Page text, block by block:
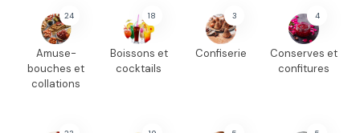
24
Amuse-
bouches et
collations
18
Boissons et
cocktails
3
Confiserie
4
Conserves et
confitures